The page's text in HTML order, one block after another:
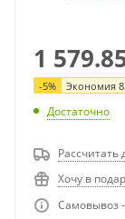
1
-5% Экономия
Достаточно
Рассчитать
Хочу в
Самовывоз